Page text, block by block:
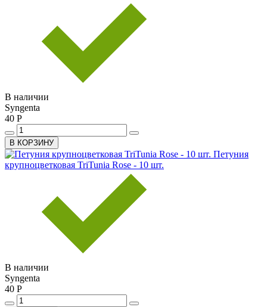
В наличии
Syngenta
40 Р
В КОРЗИНУ
Петуния
крупноцветковая TriTunia Rose - 10 шт.
В наличии
Syngenta
40 Р